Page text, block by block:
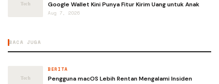
Google Wallet Kini Punya Fitur Kirim Uang untuk Anak
Aug 7, 2026
BACA JUGA
BERITA
Pengguna macOS Lebih Rentan Mengalami Insiden